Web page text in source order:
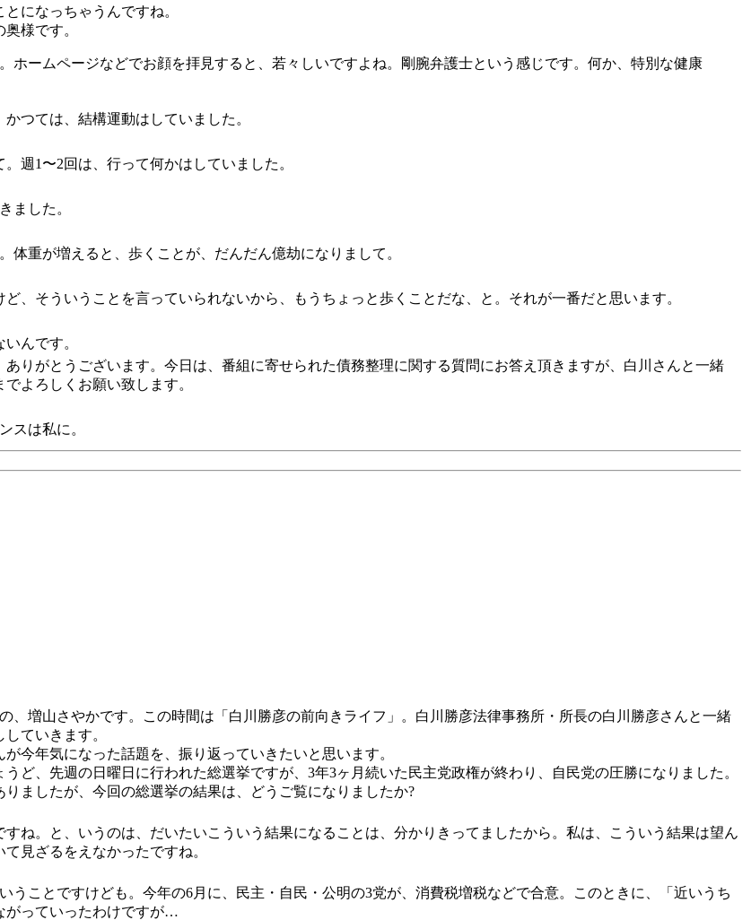
になっちゃうんですね。
様です。
ホームページなどでお顔を拝見すると、若々しいですよね。剛腕弁護士という感じです。何か、特別な健康
つては、結構運動はしていました。
週1〜2回は、行って何かはしていました。
ました。
重が増えると、歩くことが、だんだん億劫になりまして。
、そういうことを言っていられないから、もうちょっと歩くことだな、と。それが一番だと思います。
んです。
りがとうございます。今日は、番組に寄せられた債務整理に関する質問にお答え頂きますが、白川さんと一緒
よろしくお願い致します。
スは私に。
、増山さやかです。この時間は「白川勝彦の前向きライフ」。白川勝彦法律事務所・所長の白川勝彦さんと一緒
ていきます。
今年気になった話題を、振り返っていきたいと思います。
ど、先週の日曜日に行われた総選挙ですが、3年3ヶ月続いた民主党政権が終わり、自民党の圧勝になりました。
ましたが、今回の総選挙の結果は、どうご覧になりましたか?
ね。と、いうのは、だいたいこういう結果になることは、分かりきってましたから。私は、こういう結果は望ん
見ざるをえなかったですね。
うことですけども。今年の6月に、民主・自民・公明の3党が、消費税増税などで合意。このときに、「近いうち
がっていったわけですが…